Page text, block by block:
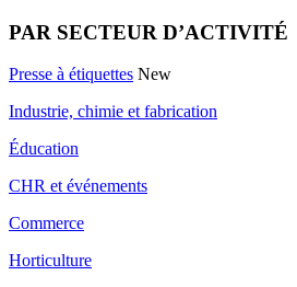
PAR SECTEUR D’ACTIVITÉ
Presse à étiquettes New
Industrie, chimie et fabrication
Éducation
CHR et événements
Commerce
Horticulture